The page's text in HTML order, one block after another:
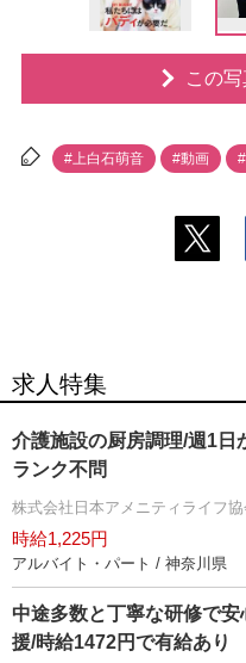
この
#上白石萌音 #動画
求人特集
介護施設の厨房調理/週1日
ランク不問
株式会社日本アメニティライフ協
時給1,225円
アルバイト・パート / 神奈川県
中途多数と丁寧な研修で
援/時給1472円で有給あり